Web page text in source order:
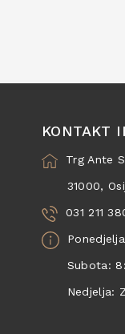
KONTAKT
Trg Ante
31000,
031 211
Subota:
Nedjelja: